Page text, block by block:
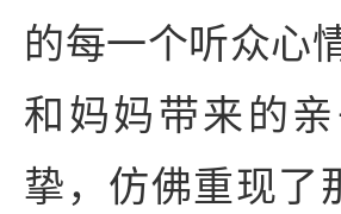
的每一个听众心
和妈妈带来的
挚，仿佛重现了